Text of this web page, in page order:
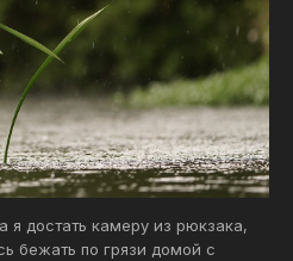
я достать камеру из рюкзака,
бежать по грязи домой с